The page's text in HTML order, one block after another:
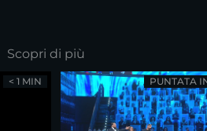
Scopri di più
< 1 MIN PUNTATA